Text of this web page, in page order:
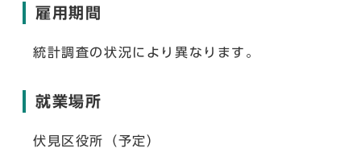
雇用期間
統計調査の状況により異なります。
就業場所
伏見区役所（予定）